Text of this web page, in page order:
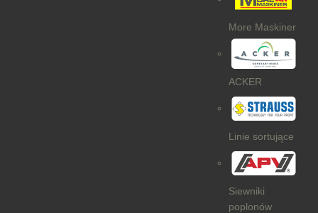
More Maskiner
ACKER
Linie sortujące
Siewniki
poplonów